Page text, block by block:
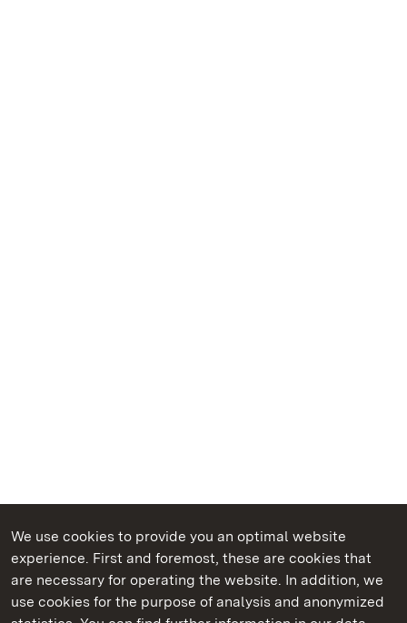
We use cookies to provide you an optimal website
experience. First and foremost, these are cookies that
are necessary for operating the website. In addition, we
use cookies for the purpose of analysis and anonymized
State Palaces and Gardens of Baden-Wuerttemberg